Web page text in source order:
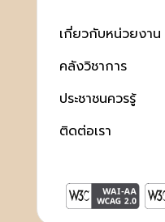
เกี่ยวกับหน่วยงาน
คลังวิชาการ
ประชาชนควรรู้
ติดต่อเรา